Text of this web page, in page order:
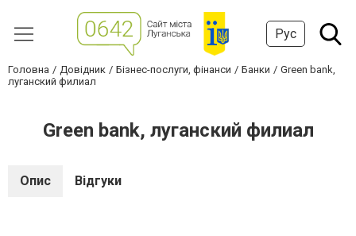
Рус
Головна Довідник Бізнес-послуги, фінанси Банки
Green bank,
луганский филиал
Green bank, луганский филиал
Опис Відгуки